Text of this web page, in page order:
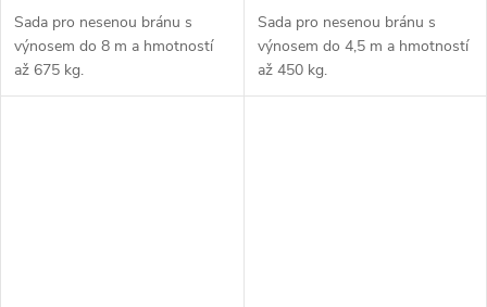
Sada pro nesenou bránu s
výnosem do 8 m a hmotností
až 675 kg.
Sada pro nesenou bránu s
výnosem do 4,5 m a hmotností
až 450 kg.